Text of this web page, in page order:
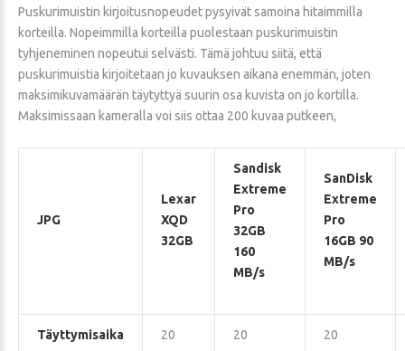
Puskurimuistin kirjoitusnopeudet pysyivät samoina hitaimmilla
korteilla. Nopeimmilla korteilla puolestaan puskurimuistin
tyhjeneminen nopeutui selvästi. Tämä johtuu siitä, että
puskurimuistia kirjoitetaan jo kuvauksen aikana enemmän, joten
maksimikuvamäärän täytyttyä suurin osa kuvista on jo kortilla.
Maksimissaan kameralla voi siis ottaa 200 kuvaa putkeen,
JPG
Lexar
XQD
32GB
Sandisk
Extreme
Pro
32GB
160
MB/s
SanDisk
Extreme
Pro
16GB 90
MB/s
Täyttymisaika 20 20 20